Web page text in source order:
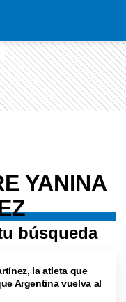
YANINA
búsqueda
la atleta que
Argentina vuelva al